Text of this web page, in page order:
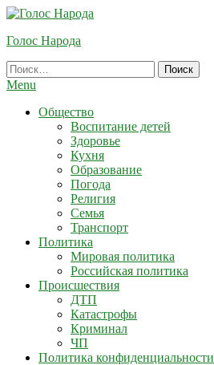
Skip
Content
Голос Народа
Найти:
Menu
Общество
Воспитание детей
Здоровье
Кухня
Образование
Погода
Религия
Семья
Транспорт
Политика
Мировая политика
Российская политика
Происшествия
ДТП
Катастрофы
Криминал
ЧП
Политика конфиденциальности